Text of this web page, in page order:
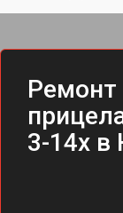
Ремонт
3-14x в